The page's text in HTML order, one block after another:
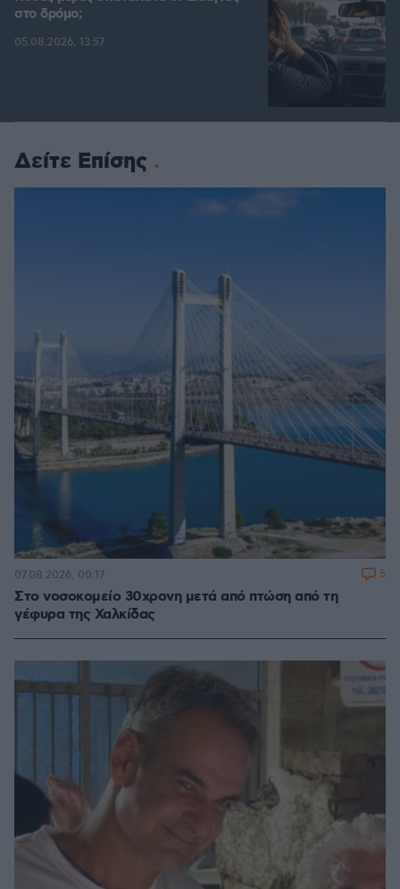
στο δρόμο;
05.08.2026, 13:57
Δείτε Επίσης
Στο νοσοκομείο 30χρονη μετά από πτώση από τη
γέφυρα της Χαλκίδας
07.08.2026, 00:17 5